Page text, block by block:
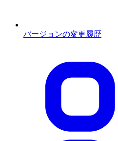
バージョンの変更履歴